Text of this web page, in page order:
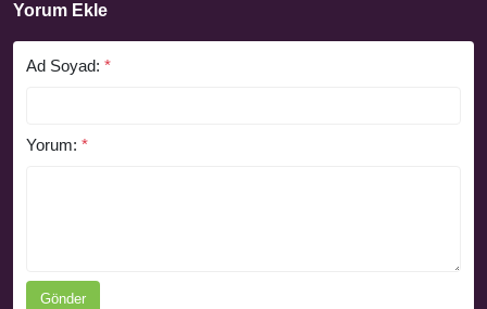
Yorum Ekle
Ad Soyad: *
Yorum: *
Gönder